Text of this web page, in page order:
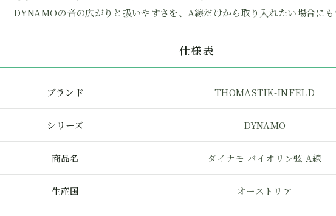
DYNAMOの音の広がりと扱いやすさを、A線だけから取り入れたい場合にも
仕様表
ブランド THOMASTIK-INFELD
シリーズ DYNAMO
商品名 ダイナモ バイオリン弦 A線
生産国 オーストリア